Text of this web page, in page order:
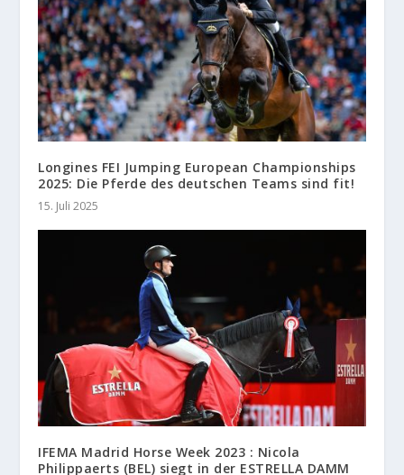
Longines FEI Jumping European Championships
2025: Die Pferde des deutschen Teams sind fit!
15. Juli 2025
IFEMA Madrid Horse Week 2023 : Nicola
Philippaerts (BEL) siegt in der ESTRELLA DAMM